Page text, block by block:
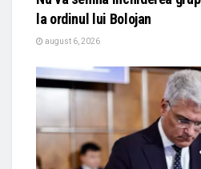
la ordinul lui Bolojan
august 6, 2026